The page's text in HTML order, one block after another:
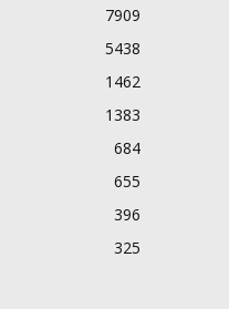
7909
5438
1462
1383
684
655
396
325